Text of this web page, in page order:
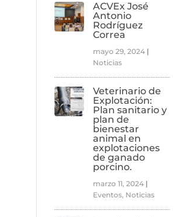
ACVEx José
Antonio
Rodríguez
Correa
mayo 29, 2024 |
Noticias
Veterinario de
Explotación:
Plan sanitario y
plan de
bienestar
animal en
explotaciones
de ganado
porcino.
marzo 11, 2024 |
Eventos, Noticias